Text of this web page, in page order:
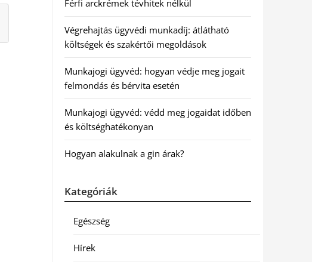
Férfi arckrémek tévhitek nélkül
Végrehajtás ügyvédi munkadíj: átlátható
költségek és szakértői megoldások
Munkajogi ügyvéd: hogyan védje meg jogait
felmondás és bérvita esetén
Munkajogi ügyvéd: védd meg jogaidat időben
és költséghatékonyan
Hogyan alakulnak a gin árak?
Kategóriák
Egészség
Hírek